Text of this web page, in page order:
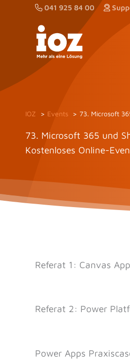
041 925 84 00
IOZ Events 73. Microsoft
73. Microsoft 365 und
Kostenloses Online-
Referat 1: Canvas
Referat 2: Power
Power Apps